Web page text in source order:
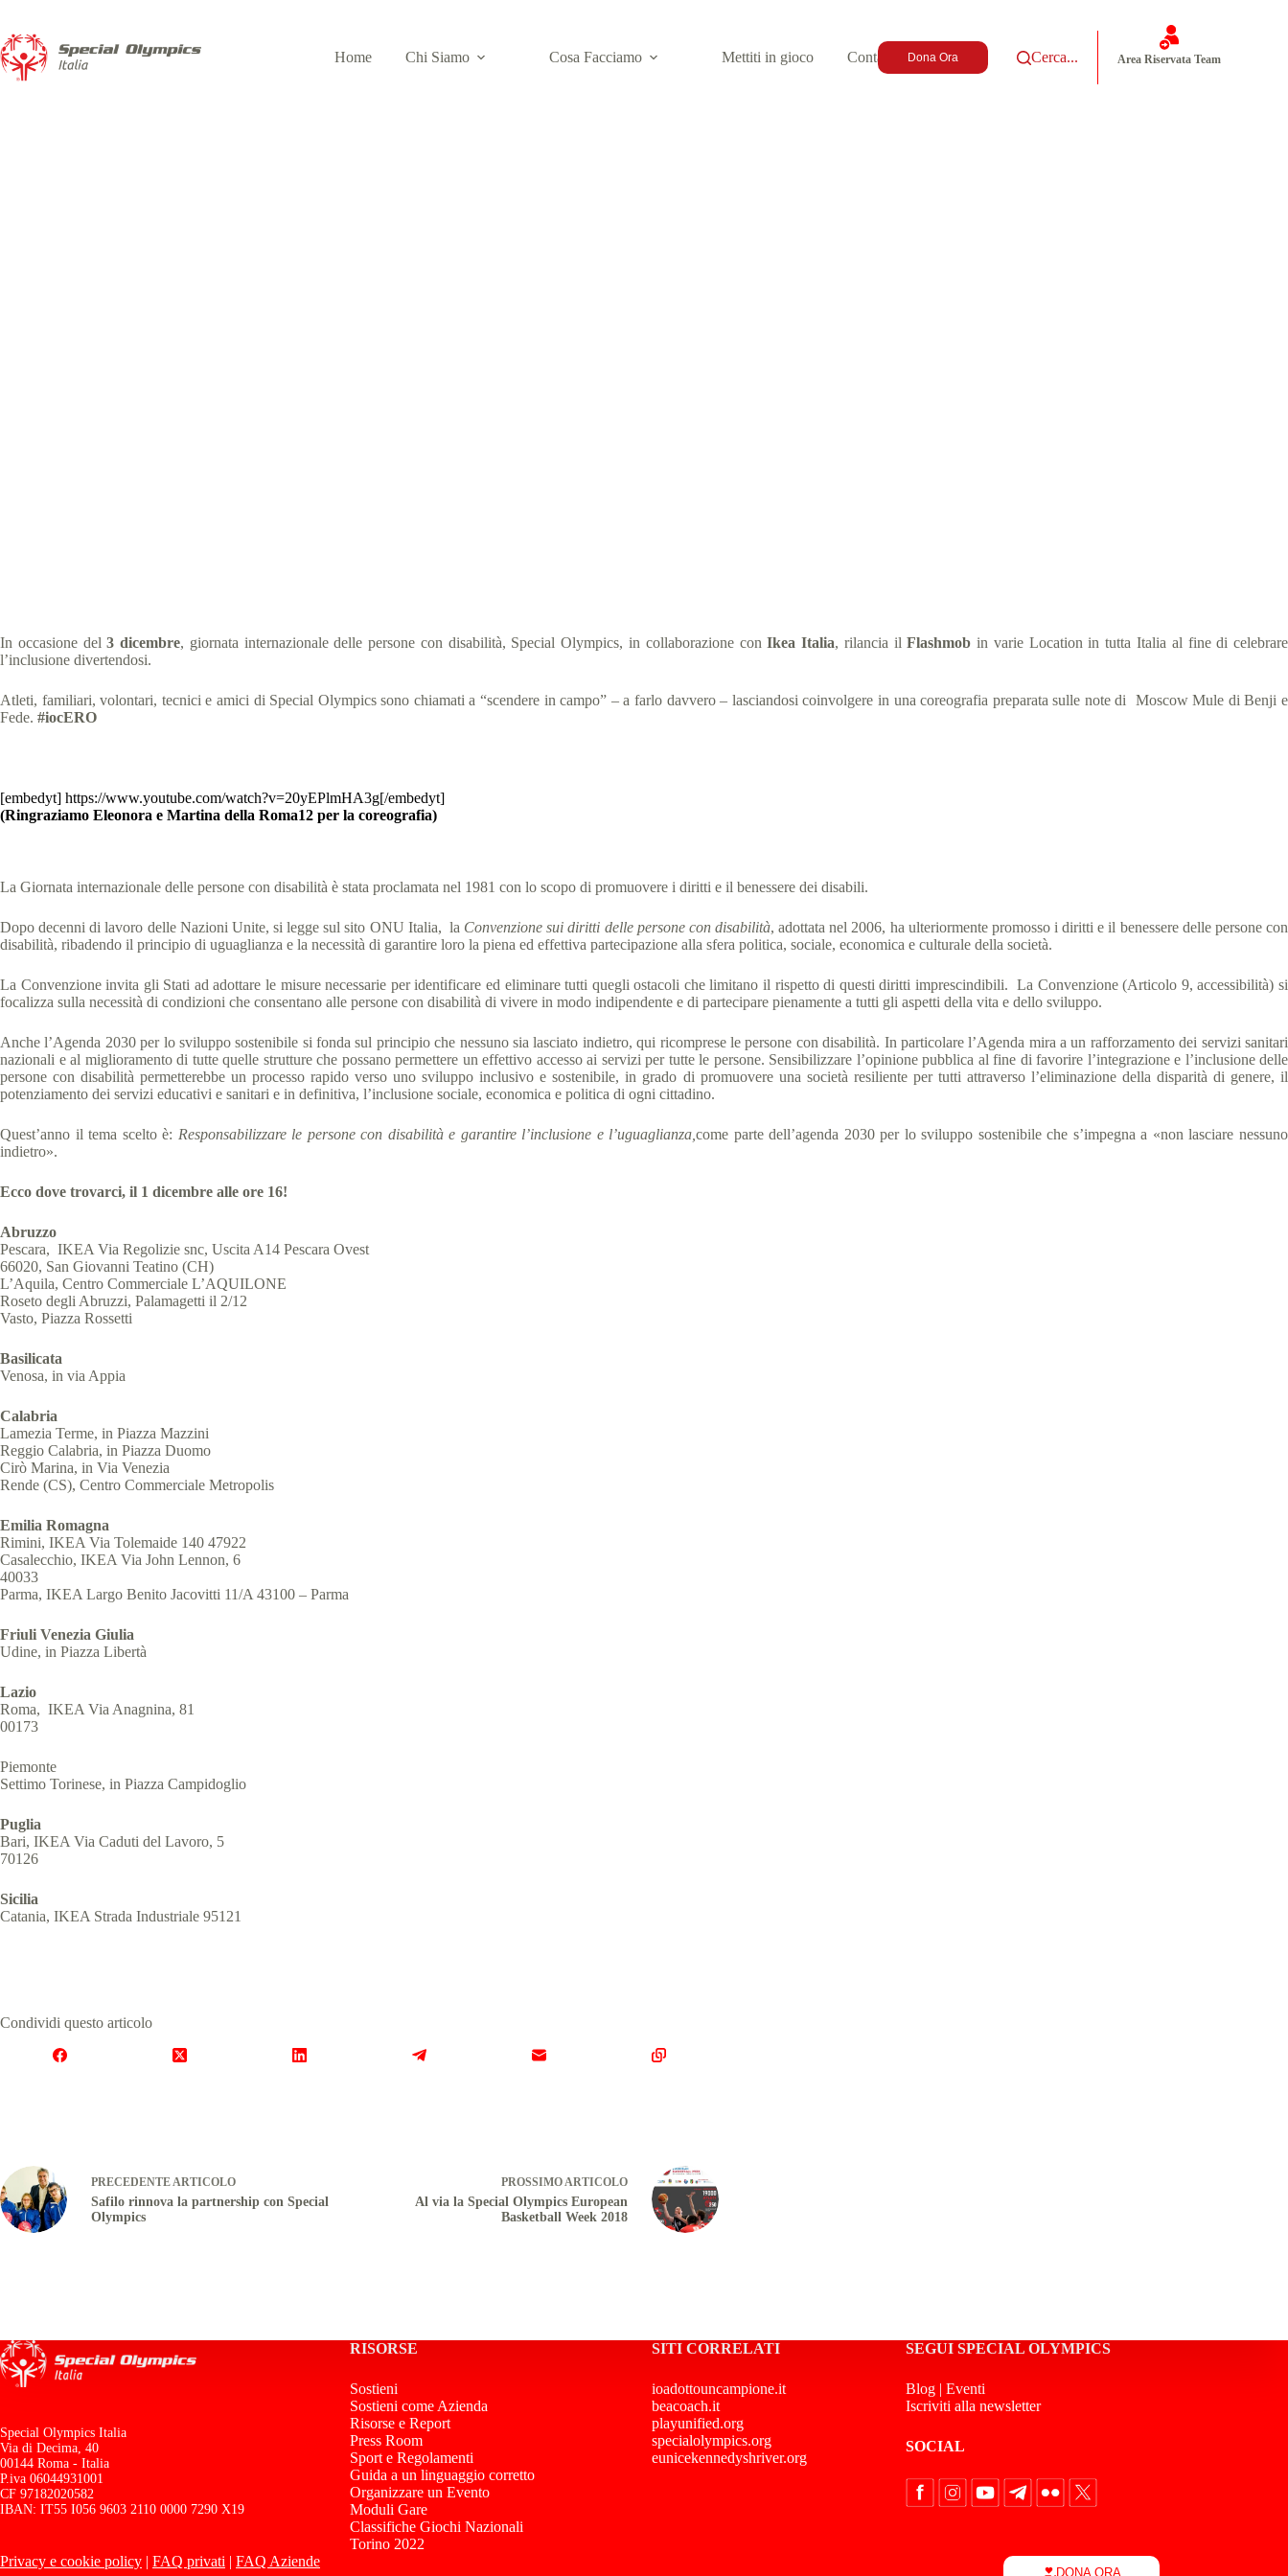
Home Chi Siamo Cosa Facciamo Mettiti in gioco Contatti Dona Ora Cerca... Area Riservata Team
In occasione del3 dicembre, giornata internazionale delle persone con disabilità, Special Olympics, in collaborazione conIkea Italia, rilancia ilFlashmob in varie Location in tutta Italia al fine di celebrare
l’inclusione divertendosi.
Atleti, familiari, volontari, tecnici e amici di Special Olympics sono chiamati a “scendere in campo” – a farlo davvero – lasciandosi coinvolgere in una coreografia preparata sulle note di Moscow Mule di Benji e
Fede. #iocERO
[embedyt] https://www.youtube.com/watch?v=20yEPlmHA3g[/embedyt]
(Ringraziamo Eleonora e Martina della Roma12 per la coreografia)
La Giornata internazionale delle persone con disabilità è stata proclamata nel 1981 con lo scopo di promuovere i diritti e il benessere dei disabili.
Dopo decenni di lavoro delle Nazioni Unite, si legge sul sito ONU Italia, la Convenzione sui diritti delle persone con disabilità, adottata nel 2006, ha ulteriormente promosso i diritti e il benessere delle persone con
disabilità, ribadendo il principio di uguaglianza e la necessità di garantire loro la piena ed effettiva partecipazione alla sfera politica, sociale, economica e culturale della società.
La Convenzione invita gli Stati ad adottare le misure necessarie per identificare ed eliminare tutti quegli ostacoli che limitano il rispetto di questi diritti imprescindibili. La Convenzione (Articolo 9, accessibilità) si
focalizza sulla necessità di condizioni che consentano alle persone con disabilità di vivere in modo indipendente e di partecipare pienamente a tutti gli aspetti della vita e dello sviluppo.
Anche l’Agenda 2030 per lo sviluppo sostenibile si fonda sul principio che nessuno sia lasciato indietro, qui ricomprese le persone con disabilità. In particolare l’Agenda mira a un rafforzamento dei servizi sanitari
nazionali e al miglioramento di tutte quelle strutture che possano permettere un effettivo accesso ai servizi per tutte le persone. Sensibilizzare l’opinione pubblica al fine di favorire l’integrazione e l’inclusione delle
persone con disabilità permetterebbe un processo rapido verso uno sviluppo inclusivo e sostenibile, in grado di promuovere una società resiliente per tutti attraverso l’eliminazione della disparità di genere, il
potenziamento dei servizi educativi e sanitari e in definitiva, l’inclusione sociale, economica e politica di ogni cittadino.
Quest’anno il tema scelto è: Responsabilizzare le persone con disabilità e garantire l’inclusione e l’uguaglianza,come parte dell’agenda 2030 per lo sviluppo sostenibile che s’impegna a «non lasciare nessuno
indietro».
Ecco dove trovarci, il 1 dicembre alle ore 16!
Abruzzo
Pescara, IKEA Via Regolizie snc, Uscita A14 Pescara Ovest
66020, San Giovanni Teatino (CH)
L’Aquila, Centro Commerciale L’AQUILONE
Roseto degli Abruzzi, Palamagetti il 2/12
Vasto, Piazza Rossetti
Basilicata
Venosa, in via Appia
Calabria
Lamezia Terme, in Piazza Mazzini
Reggio Calabria, in Piazza Duomo
Cirò Marina, in Via Venezia
Rende (CS), Centro Commerciale Metropolis
Emilia Romagna
Rimini, IKEA Via Tolemaide 140 47922
Casalecchio, IKEA Via John Lennon, 6
40033
Parma, IKEA Largo Benito Jacovitti 11/A 43100 – Parma
Friuli Venezia Giulia
Udine, in Piazza Libertà
Lazio
Roma, IKEA Via Anagnina, 81
00173
Piemonte
Settimo Torinese, in Piazza Campidoglio
Puglia
Bari, IKEA Via Caduti del Lavoro, 5
70126
Sicilia
Catania, IKEA Strada Industriale 95121
Condividi questo articolo
PRECEDENTEARTICOLO
Safilo rinnova la partnership con Special
Olympics
PROSSIMOARTICOLO
Al via la Special Olympics European
Basketball Week 2018
Special Olympics Italia
Via di Decima, 40
00144 Roma - Italia
P.iva 06044931001
CF 97182020582
IBAN: IT55 I056 9603 2110 0000 7290 X19
RISORSE
Sostieni
Sostieni come Azienda
Risorse e Report
Press Room
Sport e Regolamenti
Guida a un linguaggio corretto
Organizzare un Evento
Moduli Gare
Classifiche Giochi Nazionali
Torino 2022
SITI CORRELATI
ioadottouncampione.it
beacoach.it
playunified.org
specialolympics.org
eunicekennedyshriver.org
SEGUI SPECIAL OLYMPICS
Blog| Eventi
Iscriviti alla newsletter
SOCIAL
Privacy e cookie policy | FAQ privati | FAQ Aziende
DONA ORA